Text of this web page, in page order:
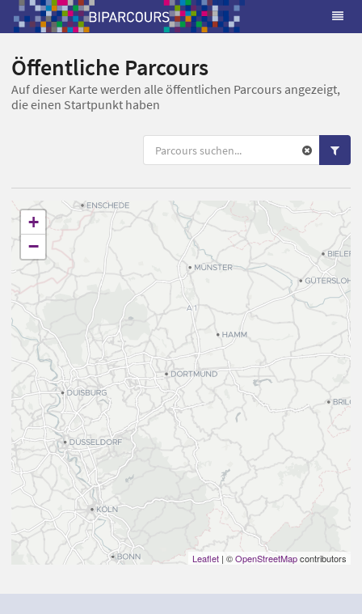
Öffentliche Parcours
Auf dieser Karte werden alle öffentlichen Parcours angezeigt,
die einen Startpunkt haben
+
−
Leaflet | ©OpenStreetMapcontributors